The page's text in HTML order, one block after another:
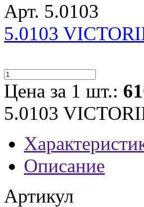
Арт. 5.0103
5.0103
Цена за 1 шт.:
5.0103
Описание
Артикул